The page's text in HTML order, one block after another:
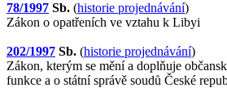
78/1997 Sb. (historie projednávání)
Zákon o opatřeních ve vztahu k Libyi
202/1997 Sb. (historie projednávání)
Zákon, kterým se mění a doplňuje
funkce a o státní správě soudů České